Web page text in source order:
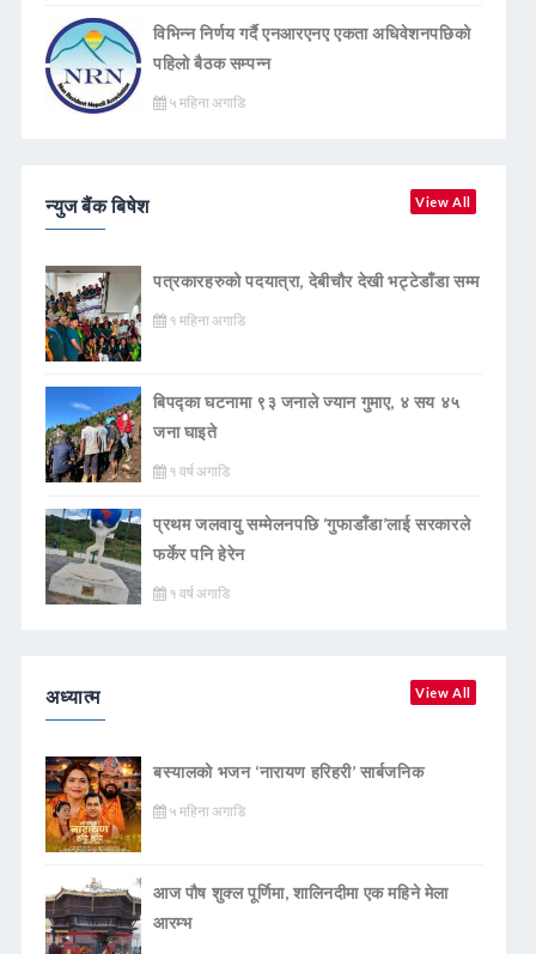
विभिन्न निर्णय गर्दै एनआरएनए एकता अधिवेशनपछिको
पहिलो बैठक सम्पन्न
५ महिना अगाडि
न्युज बैंक बिषेश View All
पत्रकारहरुको पदयात्रा, देबीचौर देखी भट्टेडाँडा सम्म
१ महिना अगाडि
बिपद्का घटनामा ९३ जनाले ज्यान गुमाए, ४ सय ४५
जना घाइते
१ वर्ष अगाडि
प्रथम जलवायु सम्मेलनपछि ‘गुफाडाँडा’लाई सरकारले
फर्केर पनि हेरेन
१ वर्ष अगाडि
अध्यात्म View All
बस्यालको भजन ‘नारायण हरिहरी’ सार्बजनिक
५ महिना अगाडि
आज पौष शुक्ल पूर्णिमा, शालिनदीमा एक महिने मेला
आरम्भ